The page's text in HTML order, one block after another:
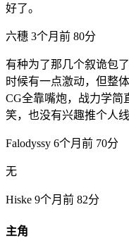
好了。
六穗 3个月前 80分
有种为了那几个叙诡包
时候有一点激动，但整
CG全靠嘴炮，战力学简
笑，也没有兴趣推个人
Falodyssy 6个月前 70分
无
Hiske 9个月前 82分
主角